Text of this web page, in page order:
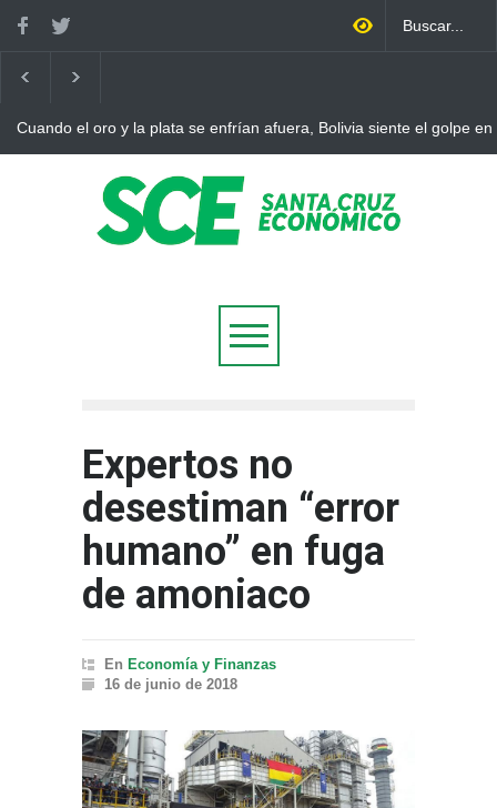
Cuando el oro y la plata se enfrían afuera, Bolivia siente el golpe en
Expertos no
desestiman “error
humano” en fuga
de amoniaco
En Economía y Finanzas
16 de junio de 2018